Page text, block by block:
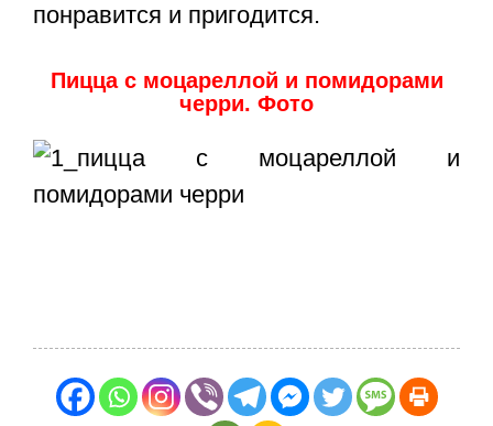
понравится и пригодится.
Пицца с моцареллой и помидорами
черри. Фото